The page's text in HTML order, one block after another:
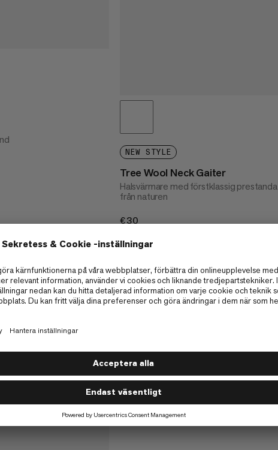
NEW STYLE
Tree Wool Neck Gaiter
Halsvärmare med förstklassig prestanda
från naturen
€30